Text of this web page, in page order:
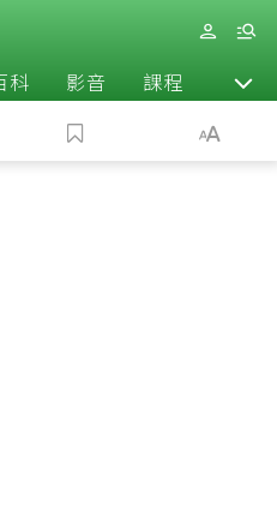
科 影音 課程 退休